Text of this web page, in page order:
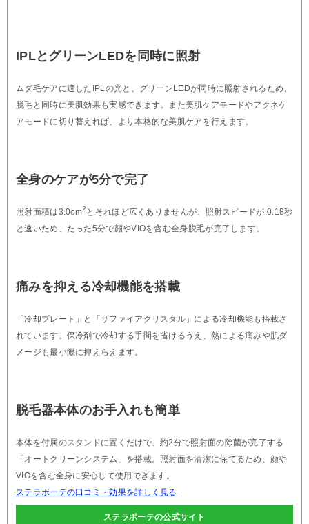
IPLとグリーンLEDを同時に照射
ムダ毛ケアに適したIPLの光と、グリーンLEDが同時に照射されるため、
脱毛と同時に美肌効果も実感できます。また美肌ケアモードやアクネケ
アモードに切り替えれば、より本格的な美肌ケアを行えます。
全身のケアが5分で完了
照射面積は3.0cm2 とそれほど広くありませんが、照射スピードが.0.18秒
と速いため、たった5分で顔やVIOを含む全身脱毛が完了します。
痛みを抑える冷却機能を搭載
「冷却プレート」と「サファイアクリスタル」による冷却機能も搭載さ
れています。保冷剤で冷却する手間を省けるうえ、熱による痛みや肌ダ
メージも最小限に抑えらえます。
脱毛器本体のお手入れも簡単
本体を付属のスタンドに置くだけで、約2分で照射面の除菌が完了する
「オートクリーンシステム」を搭載。照射面を清潔に保てるため、顔や
VIOを含む全身に安心して使用できます。
ステラボーテの口コミ・効果を詳しく見る
ステラボーテの公式サイト